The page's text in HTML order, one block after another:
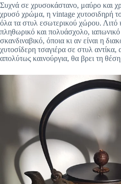
Συχνά σε χρυσοκάστανο, μαύρο και
χρυσό χρώμα, η vintage χυτοσιδηρή
όλα τα στυλ εσωτερικού χώρου.
πληθωρικό και πολυάσχολο,
σκανδιναβικό, όποια κι αν είναι η
χυτοσίδερη τσαγιέρα σε στυλ αντίκα,
απολύτως καινούργια, θα βρει τη θέση